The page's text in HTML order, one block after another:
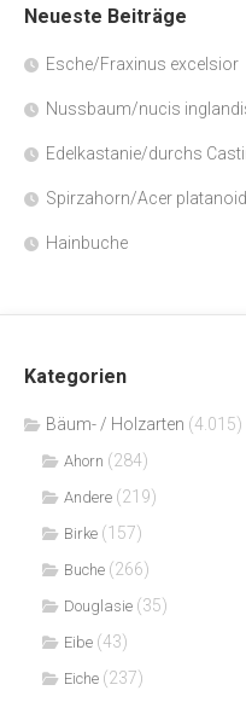
Neueste Beiträge
Esche/Fraxinus excelsior
Nussbaum/nucis
Edelkastanie/durchs
Spirzahorn/Acer
Hainbuche
Kategorien
Bäum- / Holzarten (4.015)
Ahorn (284)
Andere (219)
Birke (157)
Buche (266)
Douglasie (35)
Eibe (43)
Eiche (237)